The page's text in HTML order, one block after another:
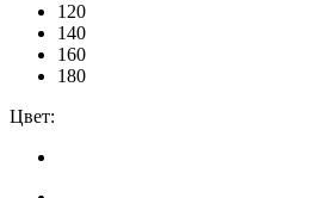
120
140
160
180
Цвет: